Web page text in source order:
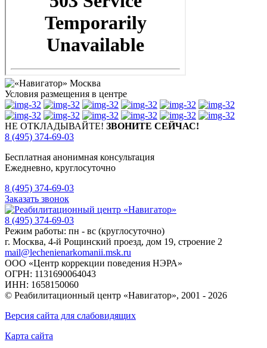
Условия размещения в центре
НЕ ОТКЛАДЫВАЙТЕ! ЗВОНИТЕ СЕЙЧАС!
8 (495) 374-69-03
Бесплатная анонимная консультация
Ежедневно, круглосуточно
8 (495) 374-69-03
Заказать звонок
8 (495) 374-69-03
Режим работы: пн - вс (круглосуточно)
г. Москва, 4-й Рощинский проезд, дом 19, строение 2
mail@lechenienarkomanii.msk.ru
ООО «Центр коррекции поведения НЭРА»
ОГРН: 1131690064043
ИНН: 1658150060
© Реабилитационный центр «Навигатор», 2001 - 2026
Версия сайта для слабовидящих
Карта сайта